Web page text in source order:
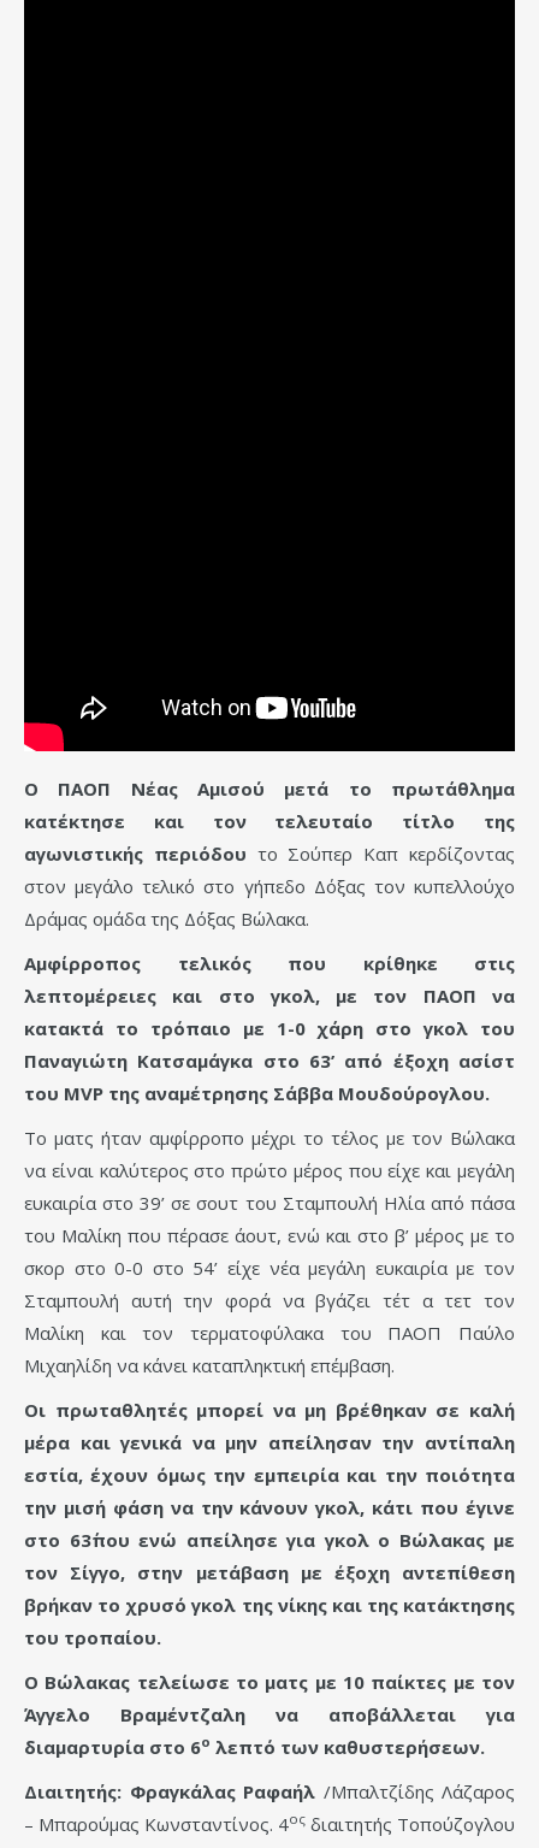
Ο ΠΑΟΠ Νέας Αμισού μετά το πρωτάθλημα
κατέκτησε και τον τελευταίο τίτλο της
αγωνιστικής περιόδου το Σούπερ Καπ κερδίζοντας
στον μεγάλο τελικό στο γήπεδο Δόξας τον κυπελλούχο
Δράμας ομάδα της Δόξας Βώλακα.
Αμφίρροπος τελικός που κρίθηκε στις
λεπτομέρειες και στο γκολ, με τον ΠΑΟΠ να
κατακτά το τρόπαιο με 1-0 χάρη στο γκολ του
Παναγιώτη Κατσαμάγκα στο 63’ από έξοχη ασίστ
του MVP της αναμέτρησης Σάββα Μουδούρογλου.
Το ματς ήταν αμφίρροπο μέχρι το τέλος με τον Βώλακα
να είναι καλύτερος στο πρώτο μέρος που είχε και μεγάλη
ευκαιρία στο 39’ σε σουτ του Σταμπουλή Ηλία από πάσα
του Μαλίκη που πέρασε άουτ, ενώ και στο β’ μέρος με το
σκορ στο 0-0 στο 54’ είχε νέα μεγάλη ευκαιρία με τον
Σταμπουλή αυτή την φορά να βγάζει τέτ α τετ τον
Μαλίκη και τον τερματοφύλακα του ΠΑΟΠ Παύλο
Μιχαηλίδη να κάνει καταπληκτική επέμβαση.
Οι πρωταθλητές μπορεί να μη βρέθηκαν σε καλή
μέρα και γενικά να μην απείλησαν την αντίπαλη
εστία, έχουν όμως την εμπειρία και την ποιότητα
την μισή φάση να την κάνουν γκολ, κάτι που έγινε
στο 63΄που ενώ απείλησε για γκολ ο Βώλακας με
τον Σίγγο, στην μετάβαση με έξοχη αντεπίθεση
βρήκαν το χρυσό γκολ της νίκης και της κατάκτησης
του τροπαίου.
Ο Βώλακας τελείωσε το ματς με 10 παίκτες με τον
Άγγελο Βραμέντζαλη να αποβάλλεται για
διαμαρτυρία στο 6ο λεπτό των καθυστερήσεων.
Διαιτητής: Φραγκάλας Ραφαήλ /Μπαλτζίδης Λάζαρος
– Μπαρούμας Κωνσταντίνος. 4ος διαιτητής Τοπούζογλου